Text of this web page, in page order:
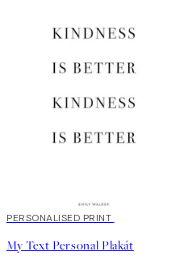
20%*
PERSONALISED PRINT
My Text Personal Plakát